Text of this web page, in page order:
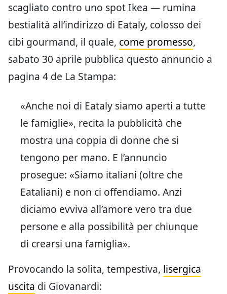
scagliato contro uno spot Ikea — rumina
bestialità all’indirizzo di Eataly, colosso dei
cibi gourmand, il quale, come promesso,
sabato 30 aprile pubblica questo annuncio a
pagina 4 de La Stampa:
«Anche noi di Eataly siamo aperti a tutte
le famiglie», recita la pubblicità che
mostra una coppia di donne che si
tengono per mano. E l’annuncio
prosegue: «Siamo italiani (oltre che
Eataliani) e non ci offendiamo. Anzi
diciamo evviva all’amore vero tra due
persone e alla possibilità per chiunque
di crearsi una famiglia».
Provocando la solita, tempestiva, lisergica
uscita di Giovanardi: